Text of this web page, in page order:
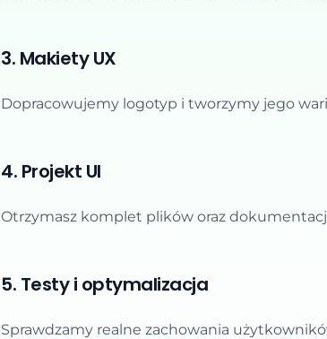
3. Makiety UX
Dopracowujemy logotyp i tworzymy jego
4. Projekt UI
Otrzymasz komplet plików oraz
5. Testy i optymalizacja
Sprawdzamy realne zachowania